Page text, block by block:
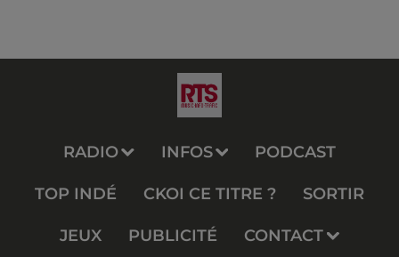
RADIO INFOS PODCAST
TOP INDÉ CKOI CE TITRE ? SORTIR
JEUX PUBLICITÉ CONTACT